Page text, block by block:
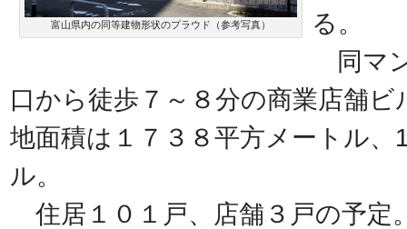
富山県内の同等建物形状のプラウド（参考写真）
る。
同マ
口から徒歩７～８分の商業店舗
地面積は１７３８平方メートル
ル。
住居１０１戸、店舗３戸の予定